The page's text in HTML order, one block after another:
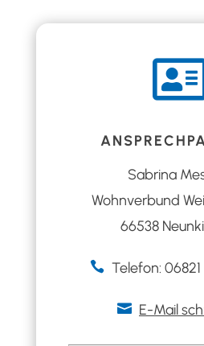
Sabrina
Wohnverbund
66538
Telefon: 06821
 E-Mail